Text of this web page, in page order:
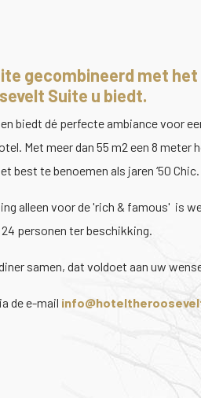
gecombineerd met
Suite u biedt.
biedt dé perfecte ambiance voor
Met meer dan 55 m2 een 8
best te benoemen als jaren ‘50 Chic.
alleen voor de 'rich & famous' is
personen ter beschikking.
samen, dat voldoet aan uw
de e-mail